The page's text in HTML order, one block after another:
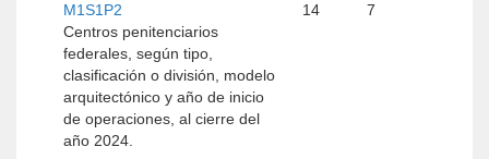
M1S1P2
Centros penitenciarios
federales, según tipo,
clasificación o división, modelo
arquitectónico y año de inicio
de operaciones, al cierre del
año 2024.
14 7